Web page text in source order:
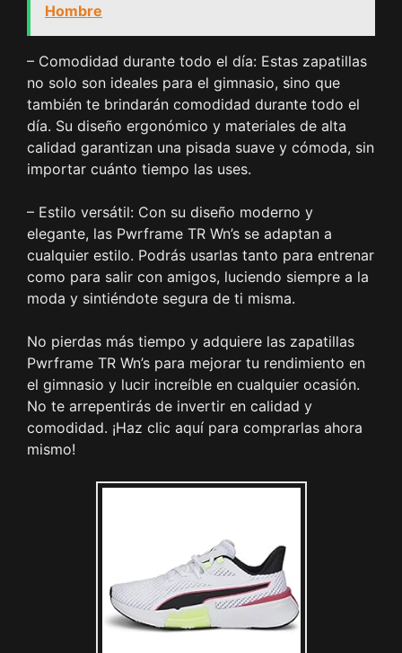
Hombre
– Comodidad durante todo el día: Estas zapatillas
no solo son ideales para el gimnasio, sino que
también te brindarán comodidad durante todo el
día. Su diseño ergonómico y materiales de alta
calidad garantizan una pisada suave y cómoda, sin
importar cuánto tiempo las uses.
– Estilo versátil: Con su diseño moderno y
elegante, las Pwrframe TR Wn’s se adaptan a
cualquier estilo. Podrás usarlas tanto para entrenar
como para salir con amigos, luciendo siempre a la
moda y sintiéndote segura de ti misma.
No pierdas más tiempo y adquiere las zapatillas
Pwrframe TR Wn’s para mejorar tu rendimiento en
el gimnasio y lucir increíble en cualquier ocasión.
No te arrepentirás de invertir en calidad y
comodidad. ¡Haz clic aquí para comprarlas ahora
mismo!